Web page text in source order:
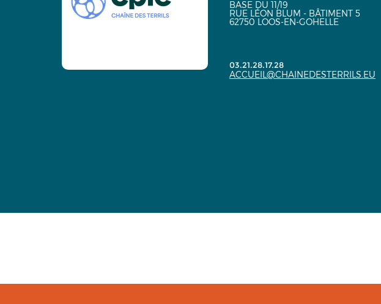
BASE DU 11/19
RUE LÉON BLUM - BÂTIMENT 5
62750 LOOS-EN-GOHELLE
03.21.28.17.28
ACCUEIL@CHAINEDESTERRILS.EU